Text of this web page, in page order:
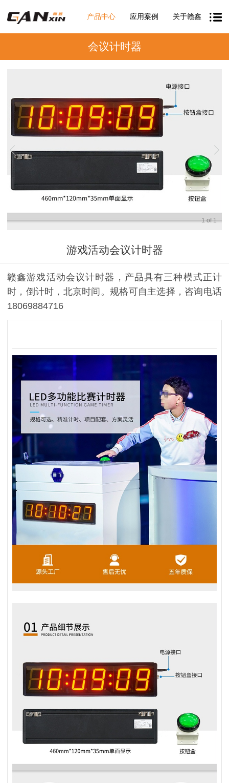
产品中心 应用案例 关于赣鑫
会议计时器
1 of 1
游戏活动会议计时器
赣鑫游戏活动会议计时器，产品具有三种模式正计
时，倒计时，北京时间。规格可自主选择，咨询电话
18069884716